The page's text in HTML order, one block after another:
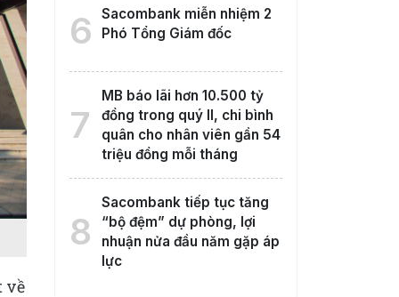
về
6
Sacombank miễn nhiệm 2
Phó Tổng Giám đốc
7
MB báo lãi hơn 10.500 tỷ
đồng trong quý II, chi bình
quân cho nhân viên gần 54
triệu đồng mỗi tháng
8
Sacombank tiếp tục tăng
“bộ đệm” dự phòng, lợi
nhuận nửa đầu năm gặp áp
lực